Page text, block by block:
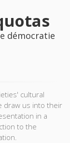
démocratie
cultural
draw us into their
in a
to the